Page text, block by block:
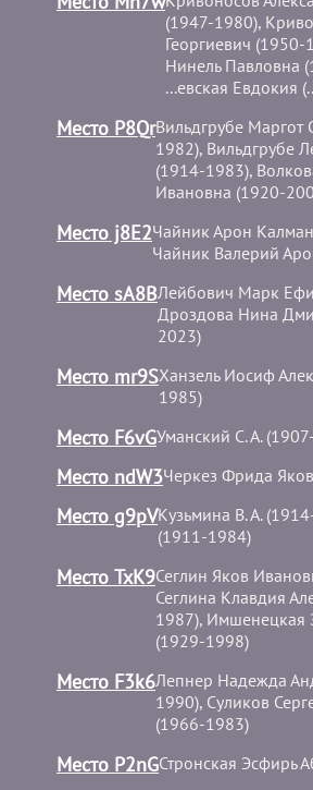
(1947-1980),
Георгиевич
Нинель Павловна
...евская Евдокия
Место P8QrВильдгрубе Маргот
1982), Вильдгрубе
(1914-1983),
Ивановна (1920-
Место j8E2Чайник Арон
Чайник Валерий
Место sA8BЛейбович Марк
Дроздова Нина
2023)
Место mr9SХанзель Иосиф
1985)
Место F6vGУманский С. А.
Место ndW3Черкез Фрида
Место g9pVКузьмина В. А.
(1911-1984)
Место TxK9Сеглин Яков
Сеглина Клавдия
1987), Имшенецкая
(1929-1998)
Место F3k6Лепнер Надежда
1990), Суликов
(1966-1983)
Место P2nGСтронская Эсфирь